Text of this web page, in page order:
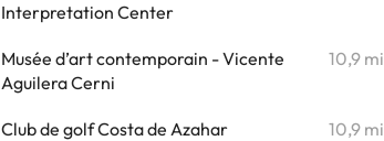
Interpretation Center
Musée d’art contemporain - Vicente
Aguilera Cerni
10,9 mi
Club de golf Costa de Azahar 10,9 mi